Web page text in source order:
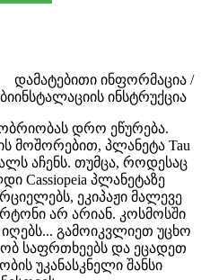
დამატებითი ინფორმაცია /
ინსტალაციის ინსტრუქცია
დრო ეწურება.
მოშორებით, პლანეტა Tau
აჩენს. თუმცა, როდესაც
Cassiopeia პლანეტაზე
ეკიპაჟი მალევე
არ არიან. კოსმოსში
გამოიკვლიეთ უცხო
საფრთხეებს და ეცადეთ
უკანასკნელი შანსი